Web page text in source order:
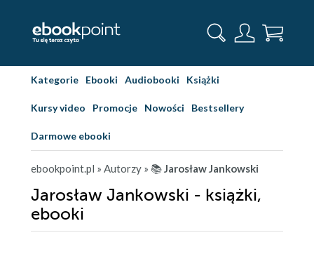
Kategorie Ebooki Audiobooki Książki
Kursy video Promocje Nowości Bestsellery
Darmowe ebooki
ebookpoint.pl » Autorzy » 📚Jarosław Jankowski
Jarosław Jankowski - książki,
ebooki